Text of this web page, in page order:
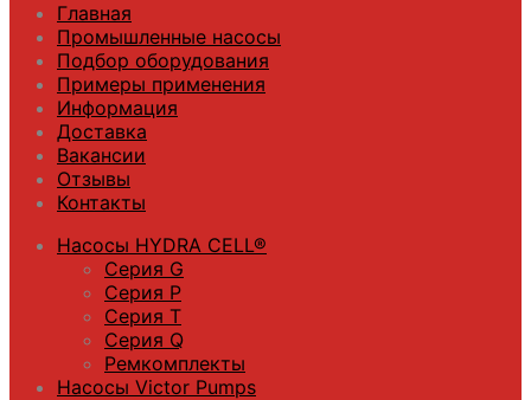
Главная
Промышленные насосы
Подбор оборудования
Примеры применения
Информация
Доставка
Вакансии
Отзывы
Контакты
Насосы HYDRA CELL®
Серия G
Серия P
Серия T
Серия Q
Ремкомплекты
Насосы Victor Pumps